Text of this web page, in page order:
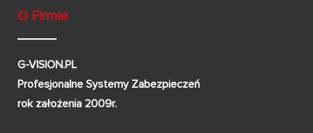
O Firmie
G-VISION.PL
Profesjonalne Systemy Zabezpieczeń
rok założenia 2009r.